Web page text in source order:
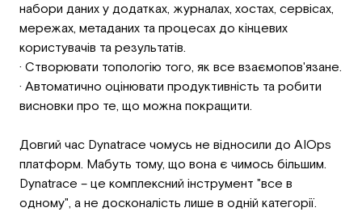
набори даних у додатках, журналах, хостах, сервісах,
мережах, метаданих та процесах до кінцевих
користувачів та результатів.
· Створювати топологію того, як все взаємопов'язане.
· Автоматично оцінювати продуктивність та робити
висновки про те, що можна покращити.
Довгий час Dynatrace чомусь не відносили до AIOps
платформ. Мабуть тому, що вона є чимось більшим.
Dynatrace – це комплексний інструмент "все в
одному", а не досконалість лише в одній категорії.